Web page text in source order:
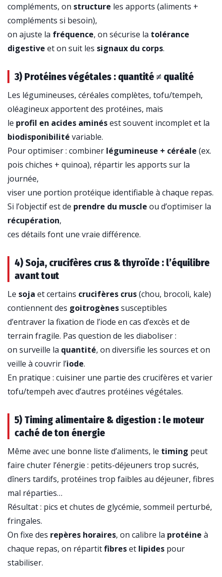
compléments, on structure les apports (aliments +
compléments si besoin),
on ajuste la fréquence, on sécurise la tolérance
digestive et on suit les signaux du corps.
3) Protéines végétales : quantité ≠ qualité
Les légumineuses, céréales complètes, tofu/tempeh,
oléagineux apportent des protéines, mais
le profil en acides aminésest souvent incomplet et la
biodisponibilité variable.
Pour optimiser : combiner légumineuse + céréale (ex.
pois chiches + quinoa), répartir les apports sur la
journée,
viser une portion protéique identifiable à chaque repas.
Si l’objectif est de prendre du muscle ou d’optimiser la
récupération,
ces détails font une vraie différence.
4) Soja, crucifères crus & thyroïde : l’équilibre
avant tout
Le soja et certains crucifères crus(chou, brocoli, kale)
contiennent des goitrogènessusceptibles
d’entraver la fixation de l’iode en cas d’excès et de
terrain fragile. Pas question de les diaboliser :
on surveille la quantité, on diversifie les sources et on
veille à couvrir l’iode.
En pratique : cuisiner une partie des crucifères et varier
tofu/tempeh avec d’autres protéines végétales.
5) Timing alimentaire & digestion : le moteur
caché de ton énergie
Même avec une bonne liste d’aliments, le timing peut
faire chuter l’énergie : petits-déjeuners trop sucrés,
dîners tardifs, protéines trop faibles au déjeuner, fibres
mal réparties…
Résultat : pics et chutes de glycémie, sommeil perturbé,
fringales.
On fixe des repères horaires, on calibre la protéine à
chaque repas, on répartitfibreset lipides pour
stabiliser.